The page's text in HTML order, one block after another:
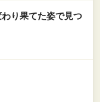
わり果てた姿で見つ